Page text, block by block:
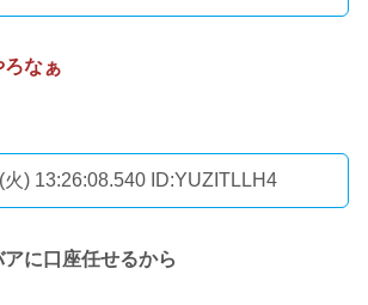
なぁ
) 13:26:08.540 ID:YUZITLLH4
に口座任せるから